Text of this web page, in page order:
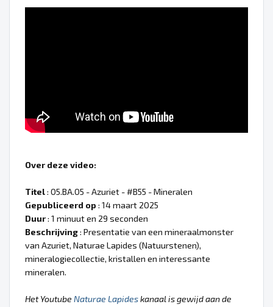
Over deze video:
Titel: 05.BA.05 - Azuriet - #B55 - Mineralen
Gepubliceerd op : 14 maart 2025
Duur: 1 minuut en 29 seconden
Beschrijving: Presentatie van een mineraalmonster
van Azuriet, Naturae Lapides (Natuurstenen),
mineralogiecollectie, kristallen en interessante
mineralen.
Het Youtube Naturae Lapideskanaal is gewijd aan de